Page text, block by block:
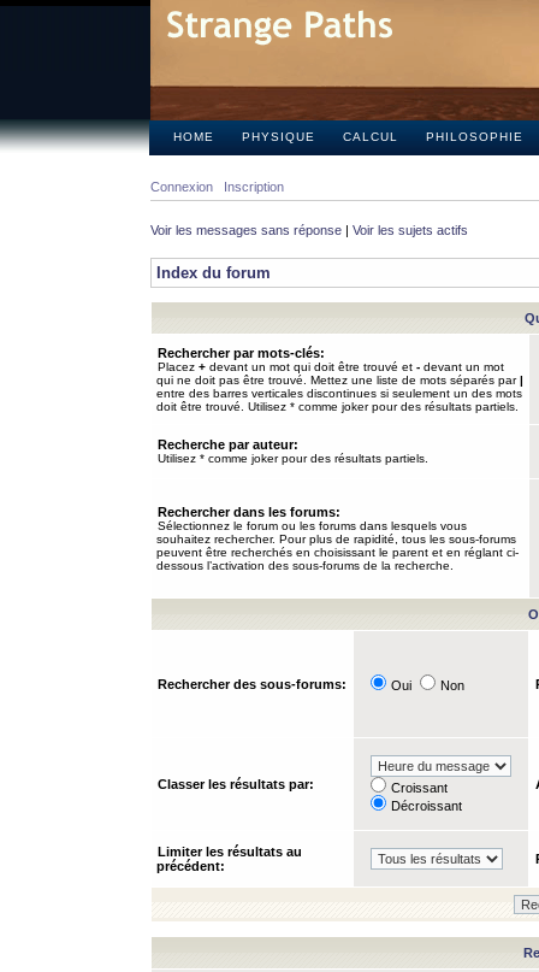
HOME PHYSIQUE CALCUL PHILOSOPHIE
Connexion Inscription
Voir les messages sans réponse | Voir les sujets actifs
Index du forum
Rechercher par mots-clés:
Placez + devant un mot qui doit être trouvé et - devant un mot
qui ne doit pas être trouvé. Mettez une liste de mots séparés par|
entre des barres verticales discontinues si seulement un des mots
doit être trouvé. Utilisez * comme joker pour des résultats partiels.
Recherche par auteur:
Utilisez * comme joker pour des résultats partiels.
Rechercher dans les forums:
Sélectionnez le forum ou les forums dans lesquels vous
souhaitez rechercher. Pour plus de rapidité, tous les sous-forums
peuvent être recherchés en choisissant le parent et en réglant ci-
dessous l’activation des sous-forums de la recherche.
Rechercher des sous-forums: Oui Non
Classer les résultats par:
Croissant
Décroissant
Limiter les résultats au
précédent: